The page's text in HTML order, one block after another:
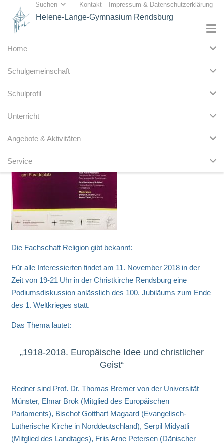
Suchen Kontakt Impressum & Datenschutzerklärung
Helene-Lange-Gymnasium Rendsburg
Home
Schulgemeinschaft
Schulprofil
Unterricht
Angebote & Aktivitäten
Service
Die Fachschaft Religion gibt bekannt:
Für alle Interessierten findet am 11. November 2018 in der
Zeit von 19-21 Uhr in der Christkirche Rendsburg eine
Podiumsdiskussion anlässlich des 100. Jubiläums zum Ende
des 1. Weltkrieges statt.
Das Thema lautet:
„1918-2018. Europäische Idee und christlicher
Geist“
Redner sind Prof. Dr. Thomas Bremer von der Universität
Münster, Elmar Brok (Mitglied des Europäischen
Parlaments), Bischof Gotthart Magaard (Evangelisch-
Lutherische Kirche in Norddeutschland), Serpil Midyatli
(Mitglied des Landtages), Friis Arne Petersen (Dänischer